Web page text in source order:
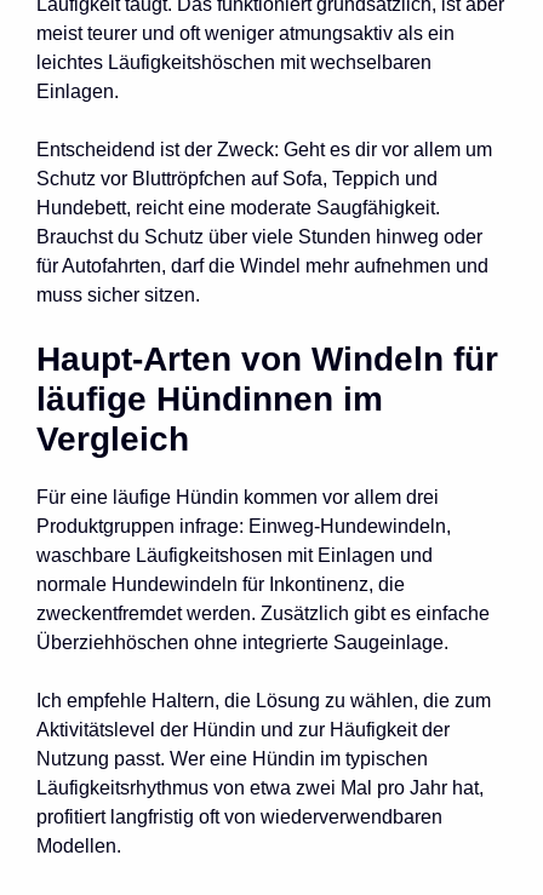
meist teurer und oft weniger atmungsaktiv als ein
leichtes Läufigkeitshöschen mit wechselbaren
Einlagen.
Entscheidend ist der Zweck: Geht es dir vor allem um
Schutz vor Bluttröpfchen auf Sofa, Teppich und
Hundebett, reicht eine moderate Saugfähigkeit.
Brauchst du Schutz über viele Stunden hinweg oder
für Autofahrten, darf die Windel mehr aufnehmen und
muss sicher sitzen.
Haupt-Arten von Windeln für
läufige Hündinnen im
Vergleich
Für eine läufige Hündin kommen vor allem drei
Produktgruppen infrage: Einweg-Hundewindeln,
waschbare Läufigkeitshosen mit Einlagen und
normale Hundewindeln für Inkontinenz, die
zweckentfremdet werden. Zusätzlich gibt es einfache
Überziehhöschen ohne integrierte Saugeinlage.
Ich empfehle Haltern, die Lösung zu wählen, die zum
Aktivitätslevel der Hündin und zur Häufigkeit der
Nutzung passt. Wer eine Hündin im typischen
Läufigkeitsrhythmus von etwa zwei Mal pro Jahr hat,
profitiert langfristig oft von wiederverwendbaren
Modellen.